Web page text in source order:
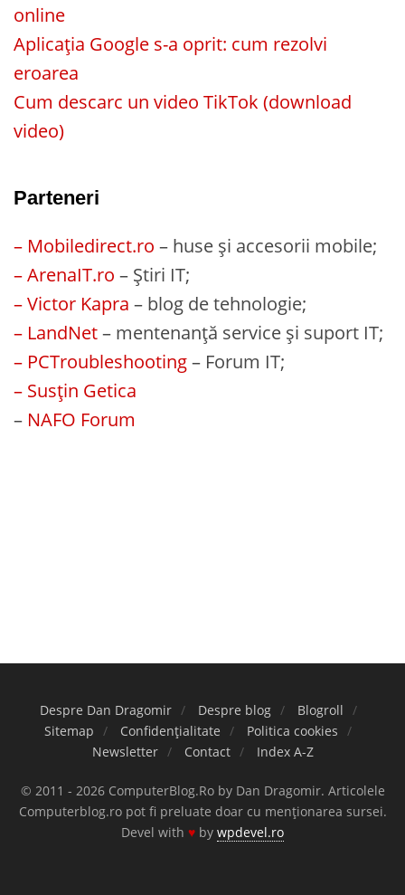
online
Aplicația Google s-a oprit: cum rezolvi
eroarea
Cum descarc un video TikTok (download
video)
Parteneri
– Mobiledirect.ro – huse și accesorii mobile;
– ArenaIT.ro – Știri IT;
– Victor Kapra – blog de tehnologie;
– LandNet– mentenanță service și suport IT;
– PCTroubleshooting– Forum IT;
– Susțin Getica
– NAFO Forum
Despre Dan Dragomir Despre blog
Blogroll
Sitemap
Confidențialitate
Politica cookies
Newsletter
Contact Index A-Z
© 2011 - 2026 ComputerBlog.Ro by Dan Dragomir. Articolele
Computerblog.ro pot fi preluate doar cu menționarea sursei.
Devel with ♥ by wpdevel.ro